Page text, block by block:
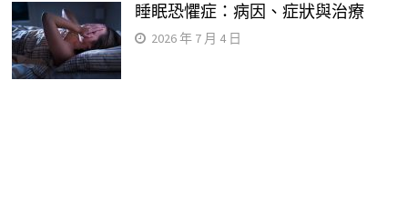
睡眠恐懼症：病因、症狀與治療
2026 年 7 月 4 日